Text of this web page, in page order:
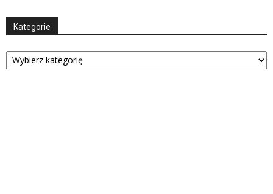
Kategorie
Kategorie